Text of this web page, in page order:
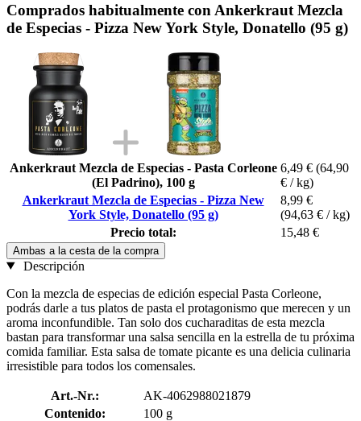
Comprados habitualmente con Ankerkraut Mezcla
de Especias - Pizza New York Style, Donatello (95 g)
Ankerkraut Mezcla de Especias - Pasta Corleone
(El Padrino), 100 g
6,49 € (64,90
€ / kg)
Ankerkraut Mezcla de Especias - Pizza New
York Style, Donatello (95 g)
8,99 €
(94,63 € / kg)
Precio total:
15,48 €
Ambas a la cesta de la compra
Descripción
Con la mezcla de especias de edición especial Pasta Corleone,
podrás darle a tus platos de pasta el protagonismo que merecen y un
aroma inconfundible. Tan solo dos cucharaditas de esta mezcla
bastan para transformar una salsa sencilla en la estrella de tu próxima
comida familiar. Esta salsa de tomate picante es una delicia culinaria
irresistible para todos los comensales.
Art.-Nr.:
AK-4062988021879
Contenido:
100 g